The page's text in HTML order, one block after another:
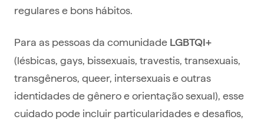
regulares e bons hábitos.
Para as pessoas da comunidade LGBTQI+
(lésbicas, gays, bissexuais, travestis, transexuais,
transgêneros, queer, intersexuais e outras
identidades de gênero e orientação sexual), esse
cuidado pode incluir particularidades e desafios,